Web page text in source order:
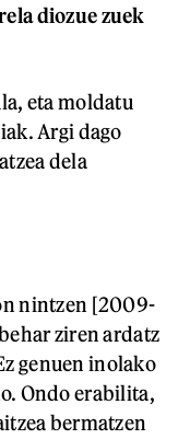
diozue zuek
eta moldatu
Argi dago
dela
nintzen [2009-
ziren ardatz
genuen inolako
Ondo erabilita,
bermatzen